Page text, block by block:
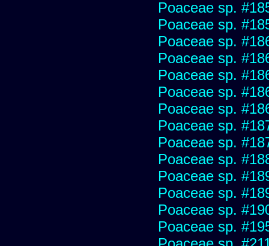
Poaceae sp.
Poaceae sp.
Poaceae sp.
Poaceae sp.
Poaceae sp.
Poaceae sp.
Poaceae sp.
Poaceae sp.
Poaceae sp.
Poaceae sp.
Poaceae sp.
Poaceae sp.
Poaceae sp.
Poaceae sp.